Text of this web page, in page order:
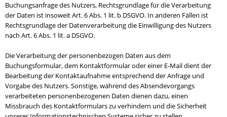
Buchungsanfrage des Nutzers, Rechtsgrundlage für die Verarbeitung
der Daten ist insoweit Art. 6 Abs. 1 lit. b DSGVO. In anderen Fällen ist
Rechtsgrundlage der Datenverarbeitung die Einwilligung des Nutzers
nach Art. 6 Abs. 1 lit. a DSGVO.
Die Verarbeitung der personenbezogen Daten aus dem
Buchungsformular, dem Kontaktformular oder einer E-Mail dient der
Bearbeitung der Kontaktaufnahme entsprechend der Anfrage und
Vorgabe des Nutzers. Sonstige, während des Absendevorgangs
verarbeiteten personenbezogenen Daten dienen dazu, einen
Missbrauch des Kontaktformulars zu verhindern und die Sicherheit